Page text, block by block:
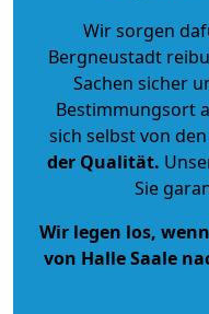
Wir sorgen
Bergneustadt
Sachen sicher
Bestimmungsort
sich selbst von den
der Qualität.
Sie
Wir legen los,
von Halle Saale